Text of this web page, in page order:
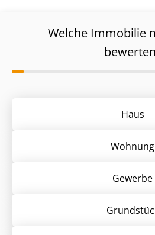
Welche Immobilie
Haus
Wohnung
Gewerbe